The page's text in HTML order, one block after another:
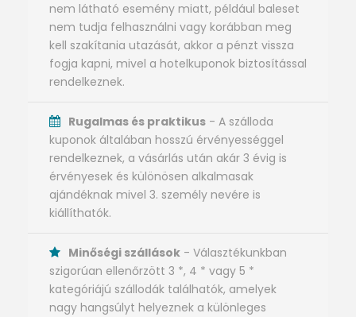
nem látható esemény miatt, például baleset
nem tudja felhasználni vagy korábban meg
kell szakítania utazását, akkor a pénzt vissza
fogja kapni, mivel a hotelkuponok biztosítással
rendelkeznek.
Rugalmas és praktikus - A szálloda
kuponok általában hosszú érvényességgel
rendelkeznek, a vásárlás után akár 3 évig is
érvényesek és különösen alkalmasak
ajándéknak mivel 3. személy nevére is
kiállíthatók.
Minőségi szállások - Választékunkban
szigorúan ellenőrzött 3 *, 4 * vagy 5 *
kategóriájú szállodák találhatók, amelyek
nagy hangsúlyt helyeznek a különleges